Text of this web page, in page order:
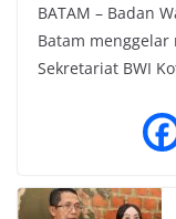
BATAM – Badan
Batam
Sekretariat BWI